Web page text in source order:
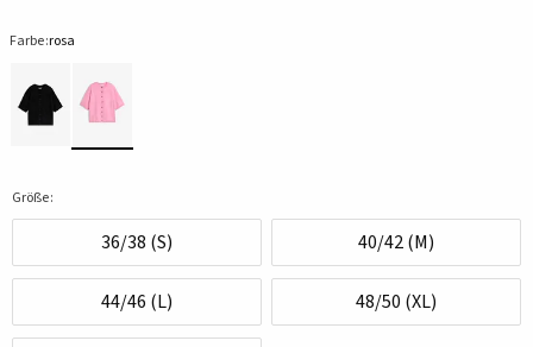
Farbe:rosa
Größe:
36/38 (S) 40/42 (M)
44/46 (L) 48/50 (XL)